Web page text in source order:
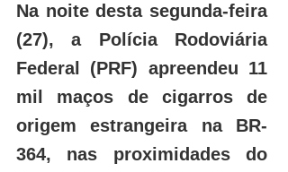
Na noite desta segunda-feira
(27), a Polícia Rodoviária
Federal (PRF) apreendeu 11
mil maços de cigarros de
origem estrangeira na BR-
364, nas proximidades do